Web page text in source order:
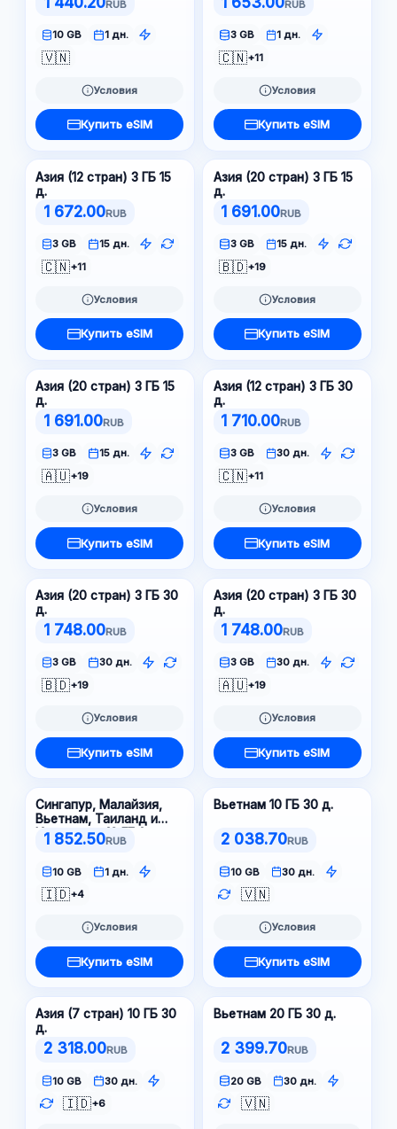
RUB
10 GB 1 дн.
🇻🇳
Условия
Купить eSIM
RUB
3 GB 1 дн.
🇨🇳+11
Условия
Купить eSIM
Азия (12 стран) 3 ГБ 15
д.
1 672.00RUB
3 GB 15 дн.
🇨🇳+11
Условия
Купить eSIM
Азия (20 стран) 3 ГБ 15
д.
1 691.00RUB
3 GB 15 дн.
🇧🇩+19
Условия
Купить eSIM
Азия (20 стран) 3 ГБ 15
д.
1 691.00RUB
3 GB 15 дн.
🇦🇺+19
Условия
Купить eSIM
Азия (12 стран) 3 ГБ 30
д.
1 710.00RUB
3 GB 30 дн.
🇨🇳+11
Условия
Купить eSIM
Азия (20 стран) 3 ГБ 30
д.
1 748.00RUB
3 GB 30 дн.
🇧🇩+19
Условия
Купить eSIM
Азия (20 стран) 3 ГБ 30
д.
1 748.00RUB
3 GB 30 дн.
🇦🇺+19
Условия
Купить eSIM
Сингапур, Малайзия,
Вьетнам, Таиланд и
Индонезия 10 ГБ 1 д.
1 852.50RUB
10 GB 1 дн.
🇮🇩+4
Условия
Купить eSIM
Вьетнам 10 ГБ 30 д.
2 038.70RUB
10 GB 30 дн.
🇻🇳
Условия
Купить eSIM
Азия (7 стран) 10 ГБ 30
д.
2 318.00RUB
10 GB 30 дн.
🇮🇩+6
Вьетнам 20 ГБ 30 д.
2 399.70RUB
20 GB 30 дн.
🇻🇳